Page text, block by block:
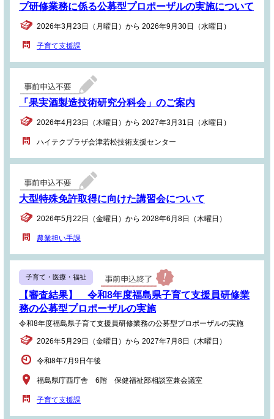
プ研修業務に係る公募型プロポーザルの実施について
2026年3月23日（月曜日）から 2026年9月30日（水曜日）
子育て支援課
「果実酒製造技術研究分科会」のご案内
2026年4月23日（木曜日）から 2027年3月31日（水曜日）
ハイテクプラザ会津若松技術支援センター
大型特殊免許取得に向けた講習会について
2026年5月22日（金曜日）から 2028年6月8日（木曜日）
農業担い手課
子育て・医療・福祉
【審査結果】 令和8年度福島県子育て支援員研修業
務の公募型プロポーザルの実施
令和8年度福島県子育て支援員研修業務の公募型プロポーザルの実施
2026年5月29日（金曜日）から 2027年7月8日（木曜日）
令和8年7月9日午後
福島県庁西庁舎 6階 保健福祉部相談室兼会議室
子育て支援課